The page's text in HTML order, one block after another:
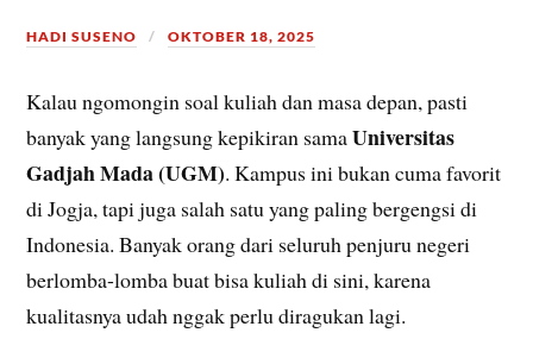
HADI SUSENO OKTOBER 18, 2025
Kalau ngomongin soal kuliah dan masa depan, pasti
banyak yang langsung kepikiran samaUniversitas
Gadjah Mada (UGM). Kampus ini bukan cuma favorit
di Jogja, tapi juga salah satu yang paling bergengsi di
Indonesia. Banyak orang dari seluruh penjuru negeri
berlomba-lomba buat bisa kuliah di sini, karena
kualitasnya udah nggak perlu diragukan lagi.